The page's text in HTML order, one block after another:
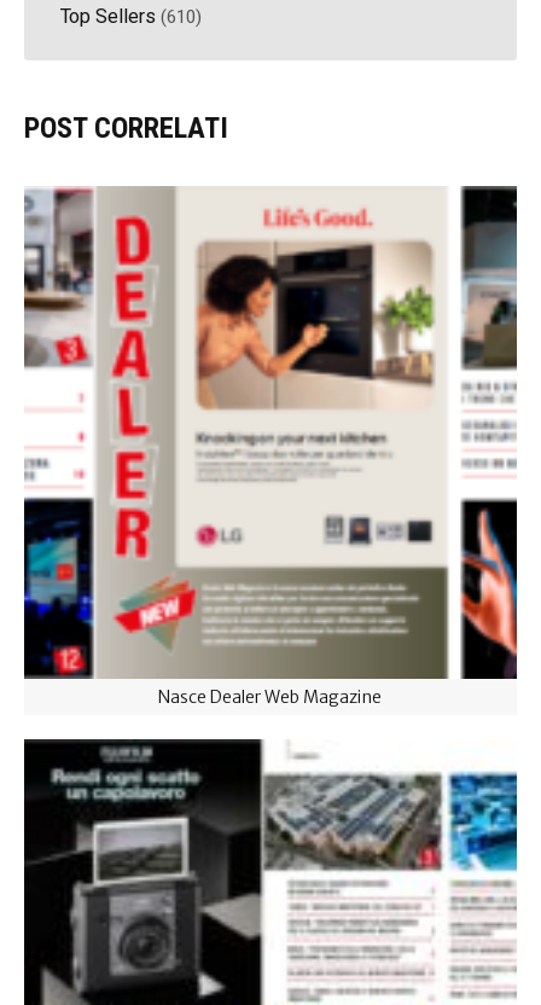
Top Sellers (610)
POST CORRELATI
Nasce Dealer Web Magazine